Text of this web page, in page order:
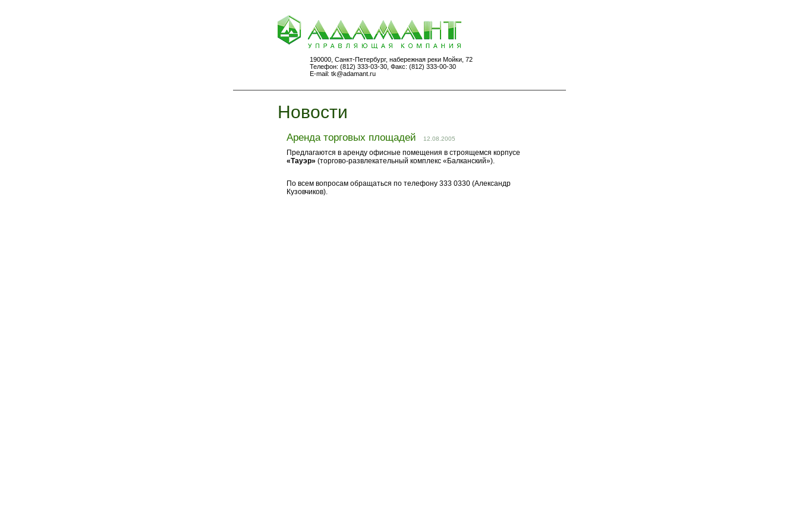
190000, Санкт-Петербург, набережная реки Мойки, 72
Телефон: (812) 333-03-30, Факс: (812) 333-00-30
E-mail: tk@adamant.ru
Новости
Аренда торговых площадей 12.08.2005
Предлагаются в аренду офисные помещения в строящемся корпусе
«Тауэр» (торгово-развлекательный комплекс «Балканский»).
По всем вопросам обращаться по телефону 333 0330 (Александр
Кузовчиков).